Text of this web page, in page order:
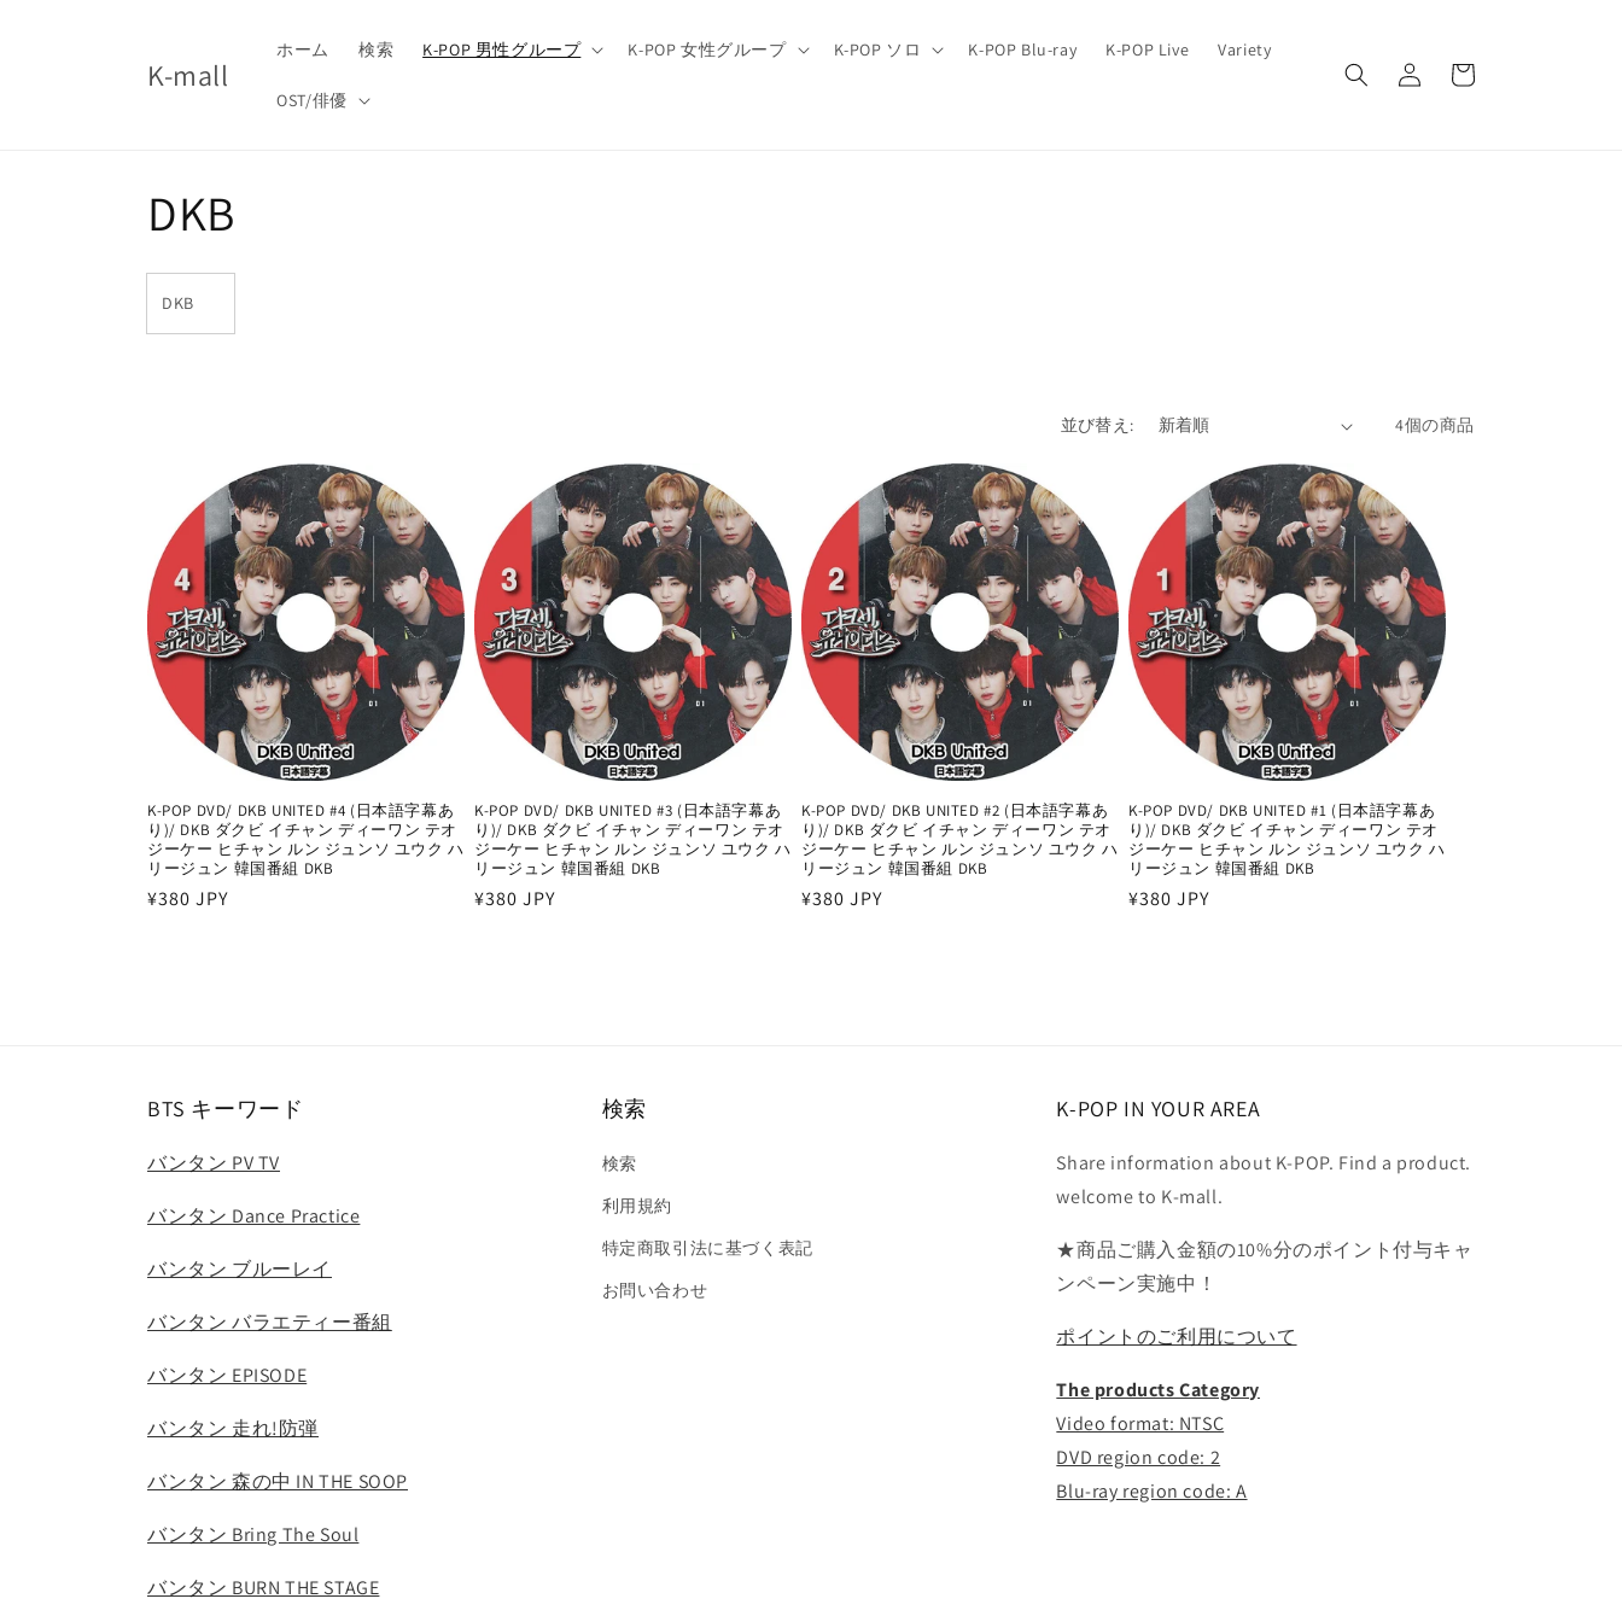
K-mall
ホーム 検索 K-POP 男性グループ K-POP 女性グループ K-POP ソロ K-POP Blu-ray K-POP Live Variety
OST/俳優
グ
イ
ー
コ
レ
ク
ン
:
DKB
DKB
並び替え: 4個の商品
K-POP DVD/ DKB UNITED #4 (日本語字幕あ
り)/ DKB ダクビ イチャン ディーワン テオ
ジーケー ヒチャン ルン ジュンソ ユウク ハ
リージュン 韓国番組 DKB
通
¥380 JPY
K-POP DVD/ DKB UNITED #3 (日本語字幕あ
り)/ DKB ダクビ イチャン ディーワン テオ
ジーケー ヒチャン ルン ジュンソ ユウク ハ
リージュン 韓国番組 DKB
通
¥380 JPY
K-POP DVD/ DKB UNITED #2 (日本語字幕あ
り)/ DKB ダクビ イチャン ディーワン テオ
ジーケー ヒチャン ルン ジュンソ ユウク ハ
リージュン 韓国番組 DKB
通
¥380 JPY
K-POP DVD/ DKB UNITED #1 (日本語字幕あ
り)/ DKB ダクビ イチャン ディーワン テオ
ジーケー ヒチャン ルン ジュンソ ユウク ハ
リージュン 韓国番組 DKB
通
¥380 JPY
BTS キーワード
バンタン PV TV
バンタン Dance Practice
バンタン ブルーレイ
バンタン バラエティー番組
バンタン EPISODE
バンタン 走れ!防弾
バンタン 森の中 IN THE SOOP
バンタン Bring The Soul
バンタン BURN THE STAGE
検索
検索
利用規約
特定商取引法に基づく表記
お問い合わせ
K-POP IN YOUR AREA
Share information about K-POP. Find a product.
welcome to K-mall.
★商品ご購入金額の10%分のポイント付与キャ
ンペーン実施中！
ポイントのご利用について
The products Category
Video format: NTSC
DVD region code: 2
Blu-ray region code: A